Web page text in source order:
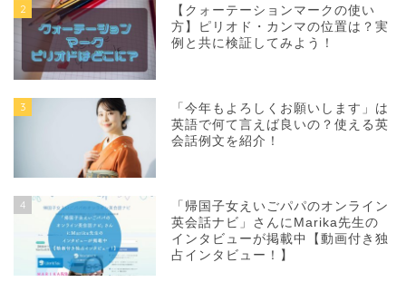
2
【クォーテーションマークの使い
方】ピリオド・カンマの位置は？実
例と共に検証してみよう！
3
「今年もよろしくお願いします」は
英語で何て言えば良いの？使える英
会話例文を紹介！
4
「帰国子女えいごパパのオンライン
英会話ナビ」さんにMarika先生の
インタビューが掲載中【動画付き独
占インタビュー！】